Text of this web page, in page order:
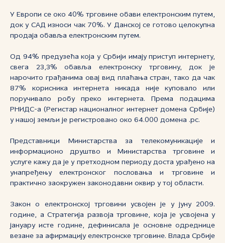
У Европи се око 40% трговине обави електронским путем,
док у САД износи чак 70%. У Данској се готово целокупна
продаја обавља електронским путем.
Од 94% предузећа која у Србији имају приступ интернету,
свега 23,3% обавља електронску трговину, док је
нарочито грађанима овај вид плаћања стран, тако да чак
87% корисника интернета никада није куповало или
поручивало робу преко интернета. Према подацима
РНИДС-а (Регистар националног интернет домена Србије)
у нашој земљи је регистровано око 64.000 домена .рс.
Представници Министарства за телекомуникације и
информационо друштво и Министарства трговине и
услуге кажу да је у претходном периоду доста урађено на
унапређењу електронског пословања и трговине и
практично заокружен законодавни оквир у тој области.
Закон о електронској трговини усвојен је у јуну 2009.
године, а Стратегија развоја трговине, која је усвојена у
јануару исте године, дефинисала је основне одреднице
везане за афирмацију електронске трговине. Влада Србије